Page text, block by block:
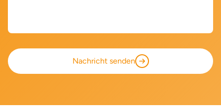
Nachricht senden